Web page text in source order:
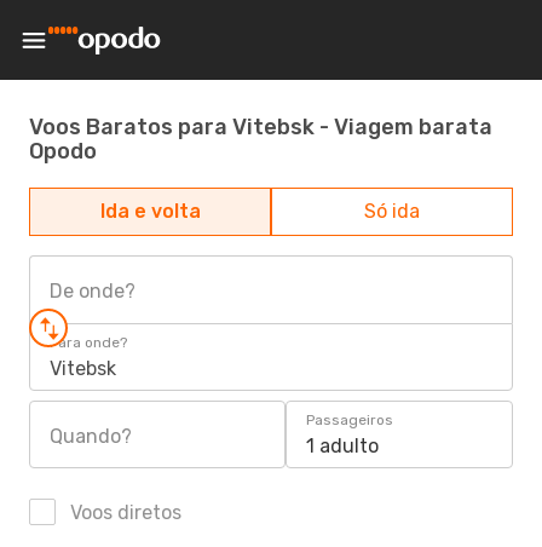
Voos Baratos para Vitebsk - Viagem barata
Opodo
Ida e volta Só ida
De onde?
Para onde?
Vitebsk
Quando?
Passageiros
1 adulto
Voos diretos